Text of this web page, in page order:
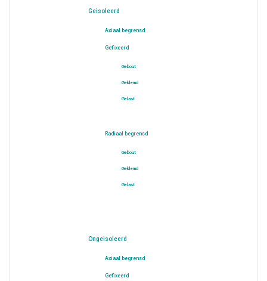
Geisoleerd
Axiaal begrensd
Gefixeerd
Gebout
Geklemd
Gelast
Radiaal begrensd
Gebout
Geklemd
Gelast
Ongeisoleerd
Axiaal begrensd
Gefixeerd